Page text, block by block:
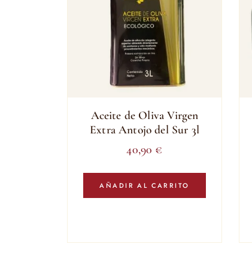
Aceite de Oliva Virgen
Extra Antojo del Sur 3l
40,90 €
AÑADIR AL CARRITO